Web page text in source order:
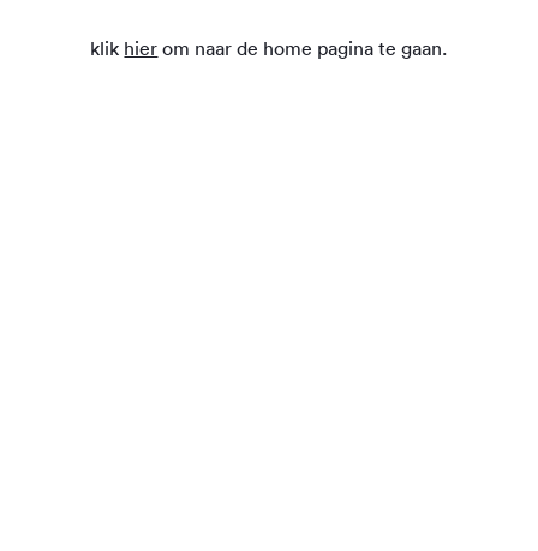
klik hier om naar de home pagina te gaan.